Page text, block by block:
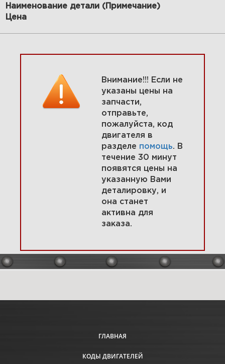
10 Маховик, вращающийся
Увеличить
11 Система смазки 304447-
12 Воздушные направляющие,
Наименование детали (Примечание)
Цена
Внимание!!! Если не
указаны цены на
запчасти,
отправьте,
пожалуйста, код
двигателя в
разделе помощь. В
течение 30 минут
появятся цены на
указанную Вами
деталировку, и
она станет
активна для
заказа.
ГЛАВНАЯ
КОДЫ ДВИГАТЕЛЕЙ